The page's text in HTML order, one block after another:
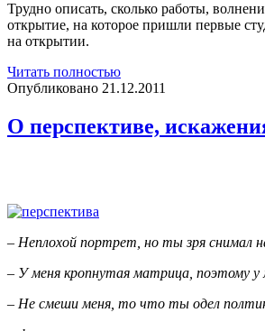
Трудно описать, сколько работы,
открытие, на которое пришли первые
на открытии.
Читать полностьюФотошкола
в
Опубликовано 21.12.2011
О перспективе,
– Неплохой портрет, но ты зря снимал
– У меня кропнутая матрица, поэтому у
– Не смеши меня, то что ты одел